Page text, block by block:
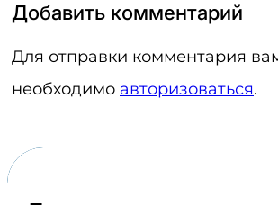
Добавить комментарий
Для отправки комментария
необходимо авторизоваться.